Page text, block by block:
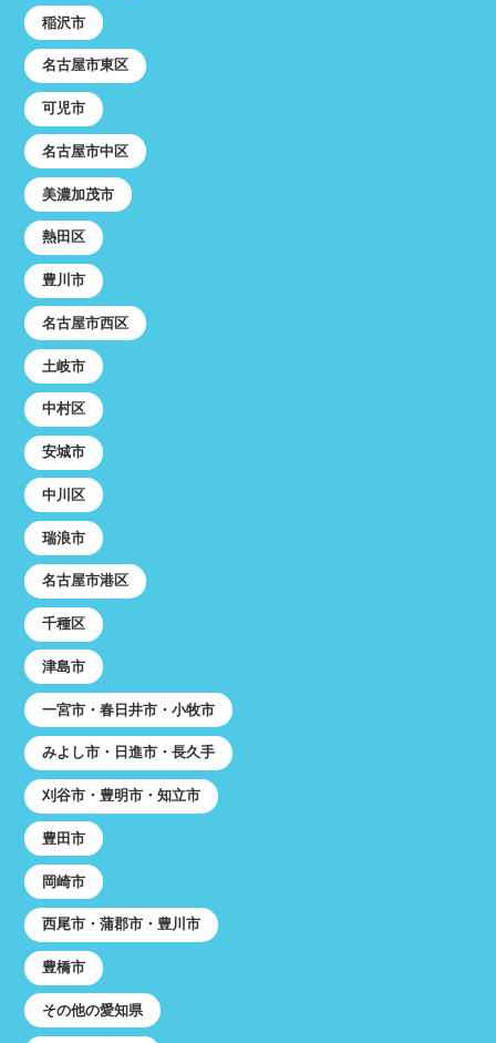
稲沢市
名古屋市東区
可児市
名古屋市中区
美濃加茂市
熱田区
豊川市
名古屋市西区
土岐市
中村区
安城市
中川区
瑞浪市
名古屋市港区
千種区
津島市
一宮市・春日井市・小牧市
みよし市・日進市・長久手
刈谷市・豊明市・知立市
豊田市
岡崎市
西尾市・蒲郡市・豊川市
豊橋市
その他の愛知県